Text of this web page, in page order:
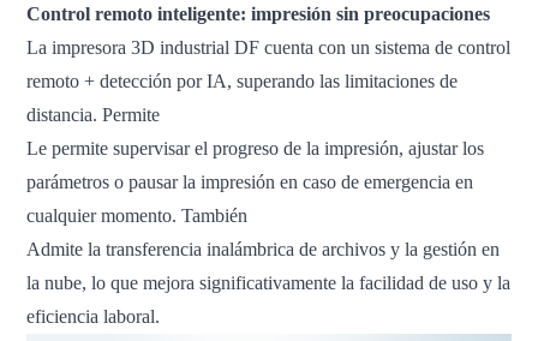
Control remoto inteligente: impresión sin preocupaciones
La impresora 3D industrial DF cuenta con un sistema de control
remoto + detección por IA, superando las limitaciones de
distancia. Permite
Le permite supervisar el progreso de la impresión, ajustar los
parámetros o pausar la impresión en caso de emergencia en
cualquier momento. También
Admite la transferencia inalámbrica de archivos y la gestión en
la nube, lo que mejora significativamente la facilidad de uso y la
eficiencia laboral.